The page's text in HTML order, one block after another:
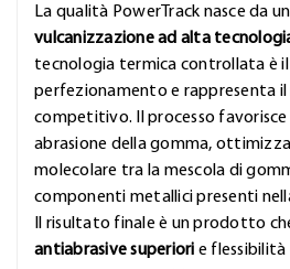
La qualità PowerTrack nasce da un
vulcanizzazione ad alta
tecnologia termica controllata è
perfezionamento e rappresenta
competitivo. Il processo
abrasione della gomma,
molecolare tra la mescola di
componenti metallici presenti
Il risultato finale è un prodotto
antiabrasive superiori e flessibilità